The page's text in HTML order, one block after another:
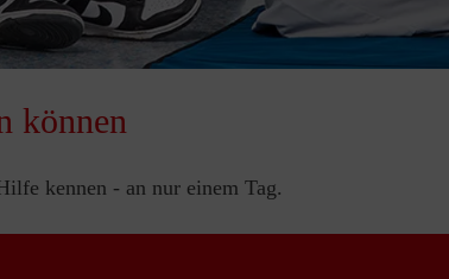
können
kennen - an nur einem Tag.